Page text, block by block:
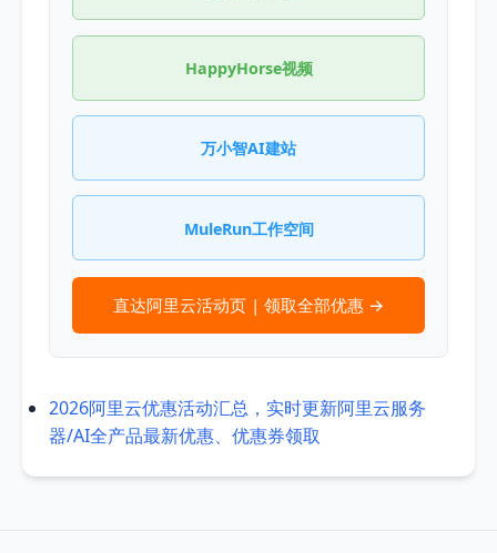
HappyHorse视频
万小智AI建站
MuleRun工作空间
直达阿里云活动页 | 领取全部优惠 →
2026阿里云优惠活动汇总，实时更新阿里云服务
器/AI全产品最新优惠、优惠券领取